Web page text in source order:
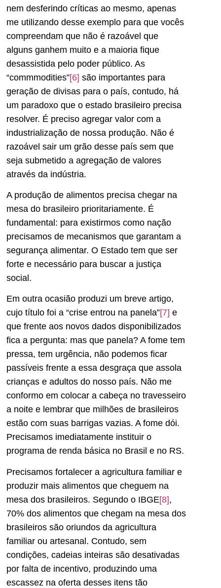
nem desferindo críticas ao mesmo, apenas
me utilizando desse exemplo para que vocês
compreendam que não é razoável que
alguns ganhem muito e a maioria fique
desassistida pelo poder público. As
“commmodities”[6] são importantes para
geração de divisas para o país, contudo, há
um paradoxo que o estado brasileiro precisa
resolver. É preciso agregar valor com a
industrialização de nossa produção. Não é
razoável sair um grão desse país sem que
seja submetido a agregação de valores
através da indústria.
A produção de alimentos precisa chegar na
mesa do brasileiro prioritariamente. É
fundamental: para existirmos como nação
precisamos de mecanismos que garantam a
segurança alimentar. O Estado tem que ser
forte e necessário para buscar a justiça
social.
Em outra ocasião produzi um breve artigo,
cujo título foi a “crise entrou na panela”[7] e
que frente aos novos dados disponibilizados
fica a pergunta: mas que panela? A fome tem
pressa, tem urgência, não podemos ficar
passíveis frente a essa desgraça que assola
crianças e adultos do nosso país. Não me
conformo em colocar a cabeça no travesseiro
a noite e lembrar que milhões de brasileiros
estão com suas barrigas vazias. A fome dói.
Precisamos imediatamente instituir o
programa de renda básica no Brasil e no RS.
Precisamos fortalecer a agricultura familiar e
produzir mais alimentos que cheguem na
mesa dos brasileiros. Segundo o IBGE[8],
70% dos alimentos que chegam na mesa dos
brasileiros são oriundos da agricultura
familiar ou artesanal. Contudo, sem
condições, cadeias inteiras são desativadas
por falta de incentivo, produzindo uma
escassez na oferta desses itens tão